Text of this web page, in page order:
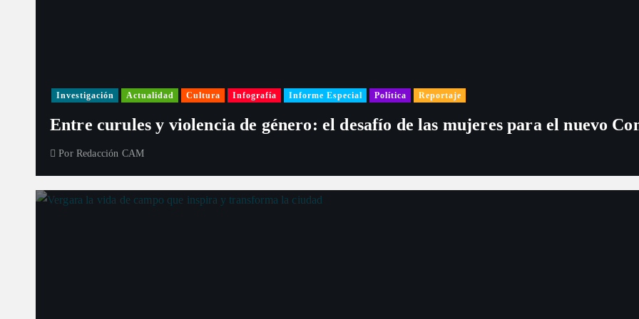
Investigación Actualidad Cultura Infografía Informe Especial Política Reportaje
Entre curules y violencia de género: el desafío de las mujeres para el nuevo
Por Redacción CAM